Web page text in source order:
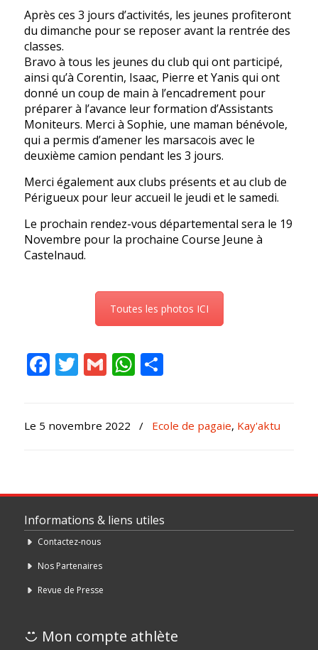
Après ces 3 jours d’activités, les jeunes profiteront
du dimanche pour se reposer avant la rentrée des
classes.
Bravo à tous les jeunes du club qui ont participé,
ainsi qu’à Corentin, Isaac, Pierre et Yanis qui ont
donné un coup de main à l’encadrement pour
préparer à l’avance leur formation d’Assistants
Moniteurs. Merci à Sophie, une maman bénévole,
qui a permis d’amener les marsacois avec le
deuxième camion pendant les 3 jours.
Merci également aux clubs présents et au club de
Périgueux pour leur accueil le jeudi et le samedi.
Le prochain rendez-vous départemental sera le 19
Novembre pour la prochaine Course Jeune à
Castelnaud.
Toutes les photos ICI
Facebook
Twitter
GmailWhatsApp
Le 5 novembre 2022 / Ecole de pagaie, Kay'aktu
Informations & liens utiles
Contactez-nous
Nos Partenaires
Revue de Presse
Mon compte athlète